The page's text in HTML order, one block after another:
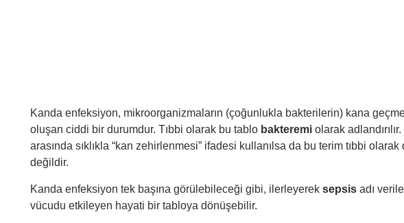
Kanda enfeksiyon, mikroorganizmaların (çoğunlukla bakterilerin) kana
oluşan ciddi bir durumdur. Tıbbi olarak bu tablo bakteremi olarak
arasında sıklıkla “kan zehirlenmesi” ifadesi kullanılsa da bu terim tıbbi olarak
değildir.
Kanda enfeksiyon tek başına görülebileceği gibi, ilerleyerek sepsis adı
vücudu etkileyen hayati bir tabloya dönüşebilir.